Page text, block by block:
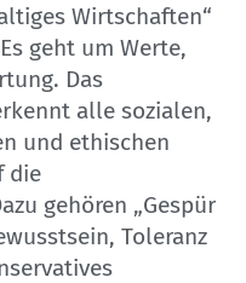
Wirtschaften“
geht um Werte,
Das
alle sozialen,
und ethischen
die
gehören „Gespür
Toleranz